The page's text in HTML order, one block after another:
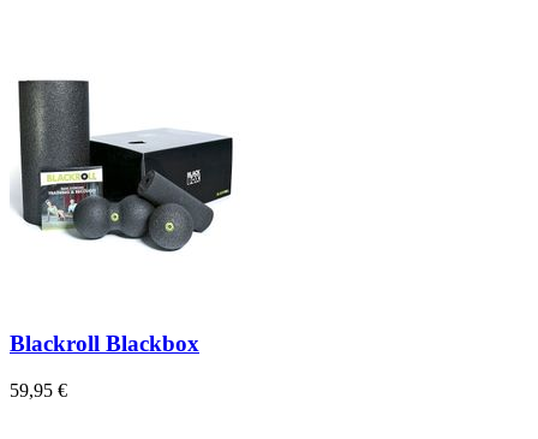
Blackroll Blackbox
59,95 €